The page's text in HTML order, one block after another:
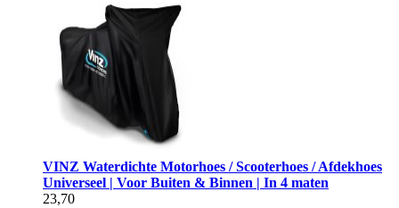
VINZ Waterdichte Motorhoes / Scooterhoes / Afdekhoes
Universeel | Voor Buiten & Binnen | In 4 maten
23,70